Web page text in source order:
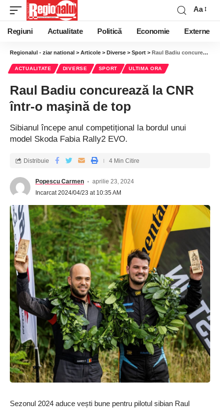
Aa
Regiuni Actualitate Politică Economie Externe
Regionalul - ziar national > Articole > Diverse > Sport > Raul Badiu concurează la CNR într-o maşină de top
ACTUALITATE DIVERSE SPORT ULTIMA ORA
Raul Badiu concurează la CNR
într-o maşină de top
Sibianul începe anul competițional la bordul unui
model Skoda Fabia Rally2 EVO.
Popescu Carmen
aprilie 23, 2024
Incarcat 2024/04/23 at 10:35 AM
Distribuie 4 Min Citire
Sezonul 2024 aduce vești bune pentru pilotul sibian Raul